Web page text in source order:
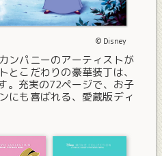
© Disney
ンパニーのアーティストが
とこだわりの豪華装丁は、
。充実の72ページで、お子
にも喜ばれる、愛蔵版ディ